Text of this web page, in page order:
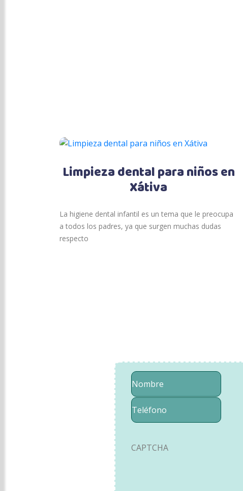
Limpieza dental para niños en
Xátiva
La higiene dental infantil es un tema que le preocupa
a todos los padres, ya que surgen muchas dudas
respecto
Nombre
Teléfono
CAPTCHA